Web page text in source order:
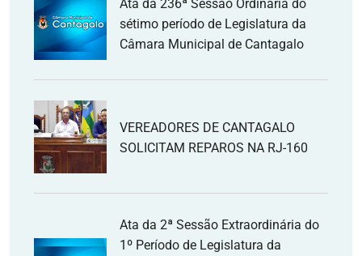
Ata da 236ª Sessão Ordinária do
sétimo período de Legislatura da
Câmara Municipal de Cantagalo
VEREADORES DE CANTAGALO
SOLICITAM REPAROS NA RJ-160
Ata da 2ª Sessão Extraordinária do
1º Período de Legislatura da